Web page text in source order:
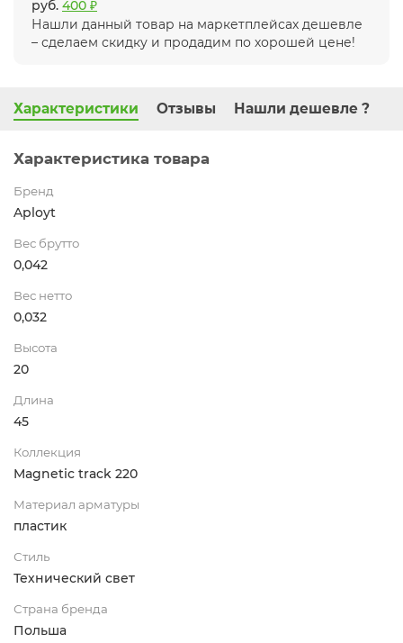
руб. 400 ₽
Нашли данный товар на маркетплейсах дешевле
– сделаем скидку и продадим по хорошей цене!
Характеристики Отзывы Нашли дешевле ?
Характеристика товара
Бренд
Aployt
Вес брутто
0,042
Вес нетто
0,032
Высота
20
Длина
45
Коллекция
Magnetic track 220
Материал арматуры
пластик
Стиль
Технический свет
Страна бренда
Польша